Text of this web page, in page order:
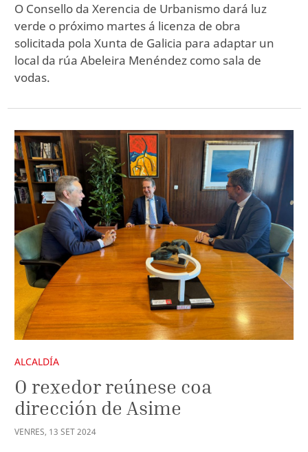
O Consello da Xerencia de Urbanismo dará luz
verde o próximo martes á licenza de obra
solicitada pola Xunta de Galicia para adaptar un
local da rúa Abeleira Menéndez como sala de
vodas.
ALCALDÍA
O rexedor reúnese coa
dirección de Asime
VENRES, 13 SET2024